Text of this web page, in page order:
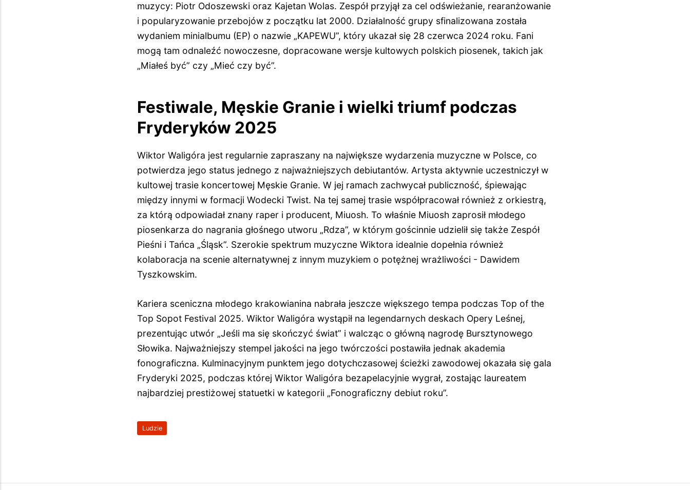
muzycy: Piotr Odoszewski oraz Kajetan Wolas. Zespół przyjął za cel odświeżanie, rearanżowanie
i popularyzowanie przebojów z początku lat 2000. Działalność grupy sfinalizowana została
wydaniem minialbumu (EP) o nazwie „KAPEWU”, który ukazał się 28 czerwca 2024 roku. Fani
mogą tam odnaleźć nowoczesne, dopracowane wersje kultowych polskich piosenek, takich jak
„Miałeś być” czy „Mieć czy być”.
Festiwale, Męskie Granie i wielki triumf podczas
Fryderyków 2025
Wiktor Waligóra jest regularnie zapraszany na największe wydarzenia muzyczne w Polsce, co
potwierdza jego status jednego z najważniejszych debiutantów. Artysta aktywnie uczestniczył w
kultowej trasie koncertowej Męskie Granie. W jej ramach zachwycał publiczność, śpiewając
między innymi w formacji Wodecki Twist. Na tej samej trasie współpracował również z orkiestrą,
za którą odpowiadał znany raper i producent, Miuosh. To właśnie Miuosh zaprosił młodego
piosenkarza do nagrania głośnego utworu „Rdza”, w którym gościnnie udzielił się także Zespół
Pieśni i Tańca „Śląsk”. Szerokie spektrum muzyczne Wiktora idealnie dopełnia również
kolaboracja na scenie alternatywnej z innym muzykiem o potężnej wrażliwości - Dawidem
Tyszkowskim.
Kariera sceniczna młodego krakowianina nabrała jeszcze większego tempa podczas Top of the
Top Sopot Festival 2025. Wiktor Waligóra wystąpił na legendarnych deskach Opery Leśnej,
prezentując utwór „Jeśli ma się skończyć świat” i walcząc o główną nagrodę Bursztynowego
Słowika. Najważniejszy stempel jakości na jego twórczości postawiła jednak akademia
fonograficzna. Kulminacyjnym punktem jego dotychczasowej ścieżki zawodowej okazała się gala
Fryderyki 2025, podczas której Wiktor Waligóra bezapelacyjnie wygrał, zostając laureatem
najbardziej prestiżowej statuetki w kategorii „Fonograficzny debiut roku”.
Ludzie